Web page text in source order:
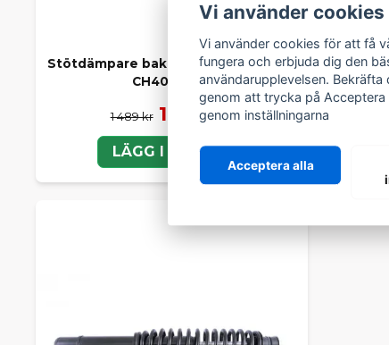
Stötdämpare bak Chatenet CH26 V2,
CH40, CH46
1 489 kr 1 189 kr
LÄGG I KORGEN
Vi använder cookies
Vi använder cookies för att få
fungera och erbjuda dig den
användarupplevelsen.
genom att trycka på Acceptera
genom inställningarna
Acceptera alla